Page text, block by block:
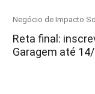
Category
Negócio de Impacto
Reta final:
Garagem até